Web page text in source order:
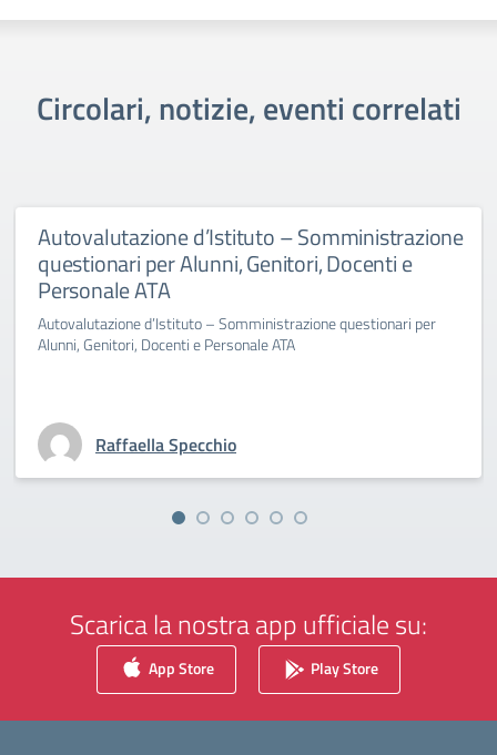
Circolari, notizie, eventi correlati
Autovalutazione d’Istituto – Somministrazione
questionari per Alunni, Genitori, Docenti e
Personale ATA
Autovalutazione d’Istituto – Somministrazione questionari per
Alunni, Genitori, Docenti e Personale ATA
Raffaella Specchio
Scarica la nostra app ufficiale su:
App Store Play Store